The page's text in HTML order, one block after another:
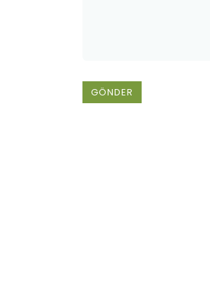
GÖNDER